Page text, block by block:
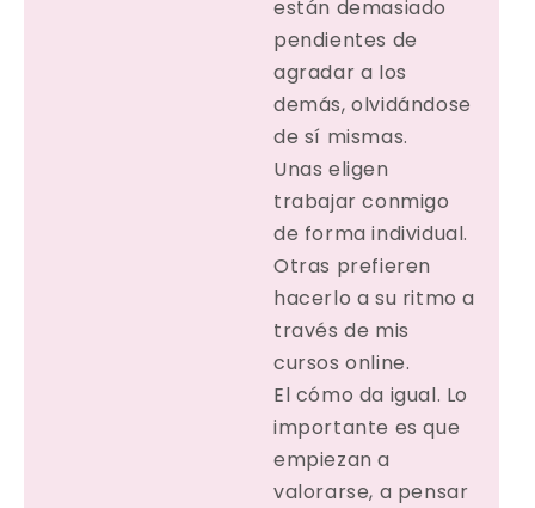
están demasiado
pendientes de
agradar a los
demás, olvidándose
de sí mismas.
Unas eligen
trabajar conmigo
de forma individual.
Otras prefieren
hacerlo a su ritmo a
través de mis
cursos online.
El cómo da igual. Lo
importante es que
empiezan a
valorarse, a pensar